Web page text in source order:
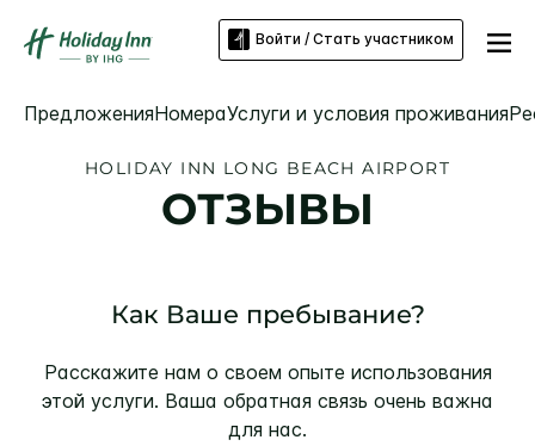
Войти / Стать участником
ПредложенияНомераУслуги и условия проживания
HOLIDAY INN LONG BEACH AIRPORT
ОТЗЫВЫ
Как Ваше пребывание?
Расскажите нам о своем опыте использования
этой услуги. Ваша обратная связь очень важна
для нас.